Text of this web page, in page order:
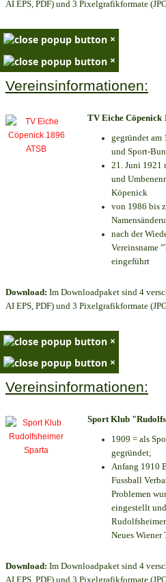
AI EPS, PDF) und 3 Pixelgrafikformate
×
×
Vereinsinformationen:
TV Eiche Cöpenick
gegründet am
und Sport-
21. Juni 1921
und
Köpenick
von 1986 bis
nach der
Vereinsname
eingeführt
Download: Im Downloadpaket sind 4
AI EPS, PDF) und 3 Pixelgrafikformate
×
×
Vereinsinformationen:
Sport Klub
1909 = als
gegründet;
Anfang 1910
Fussball
Problemen
eingestellt
Neues
Download: Im Downloadpaket sind 4
AI EPS, PDF) und 3 Pixelgrafikformate